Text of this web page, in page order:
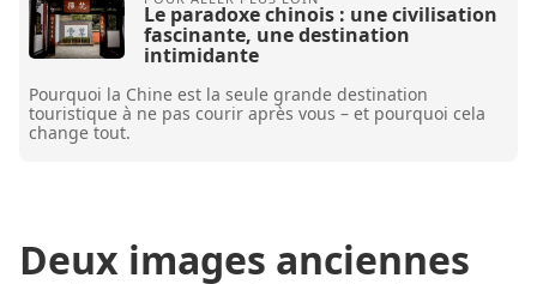
Le paradoxe chinois : une civilisation
fascinante, une destination
intimidante
Pourquoi la Chine est la seule grande destination
touristique à ne pas courir après vous – et pourquoi cela
change tout.
Deux images anciennes